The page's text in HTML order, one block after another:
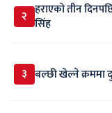
२ हराएको तीन
सिंह
३ बल्छी खेल्ने क्रममा